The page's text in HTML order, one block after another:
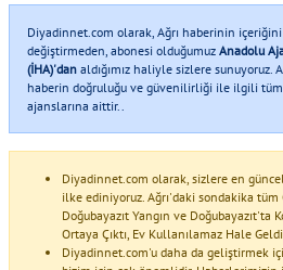
Diyadinnet.com olarak, Ağrı haberinin
değiştirmeden, abonesi olduğumuz Anadolu
(İHA)'dan aldığımız haliyle sizlere sunuyoruz.
haberin doğruluğu ve güvenilirliği ile ilgili
ajanslarına aittir..
Diyadinnet.com olarak, sizlere en
ilke ediniyoruz. Ağrı'daki sondakika tüm
Doğubayazıt Yangın ve Doğubayazıt'ta
Ortaya Çıktı, Ev Kullanılamaz Hale
Diyadinnet.com'u daha da geliştirmek